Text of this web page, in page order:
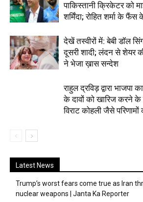
पाकिस्तानी क्रिकेटर को
शर्मिंदा; रोहित शर्मा के फैंस
देखें तस्वीरों में: बेबी डॉल
दूसरी शादी; लंदन से शेयर
ने भेजा ख़ास सन्देश
राहुल द्रविड़ द्वारा भाजपा
के दावों को खारिज करने के
विराट कोहली जैसे परिणामों
Latest News
Trump’s worst fears come true as Iran
nuclear weapons | Janta Ka Reporter